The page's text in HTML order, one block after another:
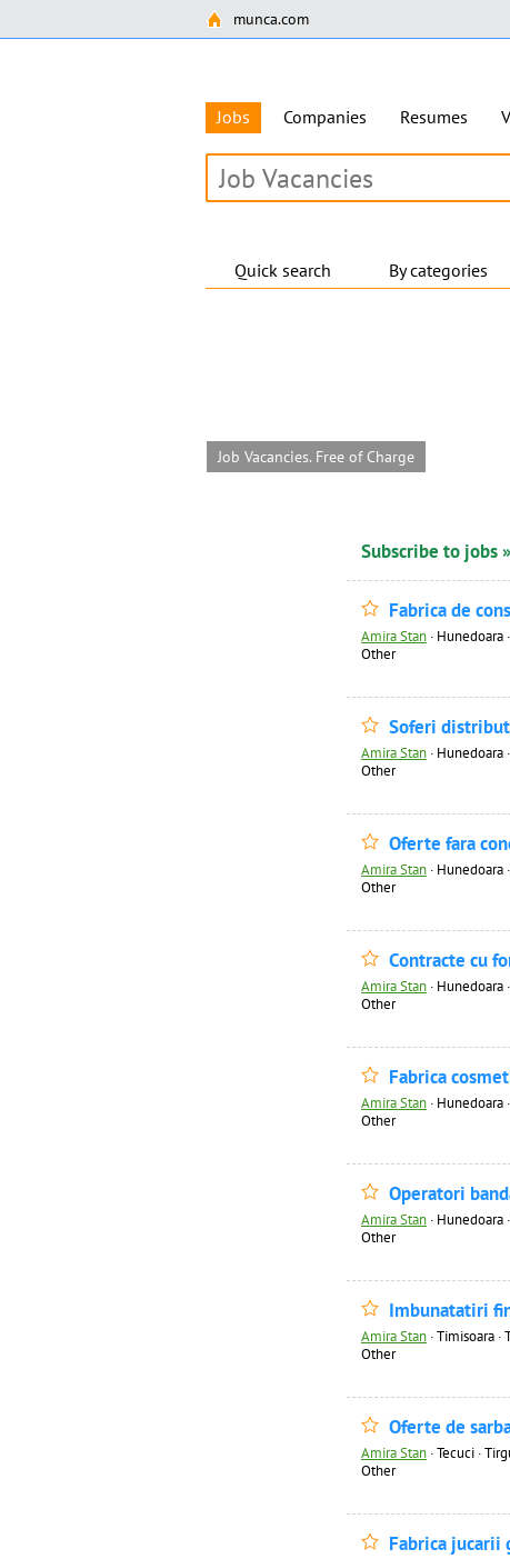
munca.com
Jobs Companies Resumes
Quick search By categories
Job Vacancies. Free of Charge
Subscribe to jobs »
Fabrica de
Amira Stan · Hunedoara
Other
Soferi
Amira Stan · Hunedoara
Other
Oferte fara
Amira Stan · Hunedoara
Other
Contracte cu
Amira Stan · Hunedoara
Other
Fabrica
Amira Stan · Hunedoara
Other
Operatori
Amira Stan · Hunedoara
Other
Imbunatatiri
Amira Stan ·Timisoara ·
Other
Oferte de
Amira Stan ·Tecuci ·
Other
Fabrica jucarii